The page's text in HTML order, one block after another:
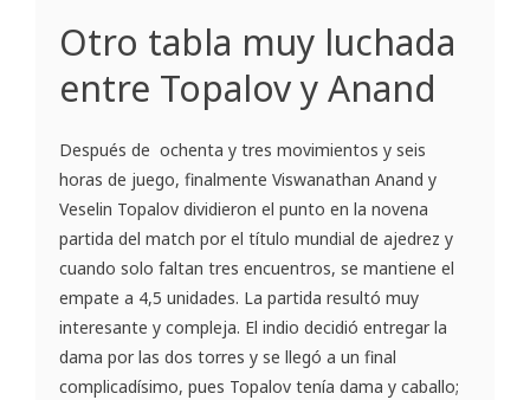
Otro tabla muy luchada
entre Topalov y Anand
Después de ochenta y tres movimientos y seis
horas de juego, finalmente Viswanathan Anand y
Veselin Topalov dividieron el punto en la novena
partida del match por el título mundial de ajedrez y
cuando solo faltan tres encuentros, se mantiene el
empate a 4,5 unidades. La partida resultó muy
interesante y compleja. El indio decidió entregar la
dama por las dos torres y se llegó a un final
complicadísimo, pues Topalov tenía dama y caballo;